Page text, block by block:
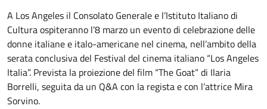
A Los Angeles il Consolato Generale e l’Istituto Italiano di
Cultura ospiteranno l’8 marzo un evento di celebrazione delle
donne italiane e italo-americane nel cinema, nell’ambito della
serata conclusiva del Festival del cinema italiano “Los Angeles
Italia”. Prevista la proiezione del film “The Goat” di Ilaria
Borrelli, seguita da un Q&A con la regista e con l’attrice Mira
Sorvino.